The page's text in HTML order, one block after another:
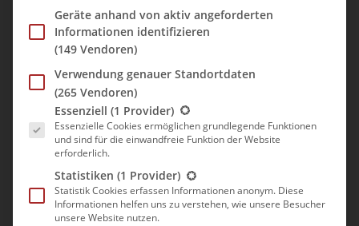
Geräte anhand von aktiv angeforderten
Informationen identifizieren
(149 Vendoren)
Verwendung genauer Standortdaten
(265 Vendoren)
Es folgt eine Liste der Service-Gruppen, für die eine
Essenziell (1 Provider)
Essenzielle Cookies ermöglichen grundlegende Funktionen
und sind für die einwandfreie Funktion der Website
erforderlich.
Statistiken (1 Provider)
Statistik Cookies erfassen Informationen anonym. Diese
Informationen helfen uns zu verstehen, wie unsere Besucher
unsere Website nutzen.